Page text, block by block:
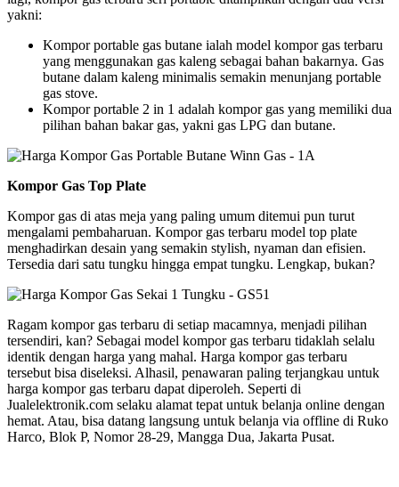
yakni:
Kompor portable gas butane ialah model kompor gas terbaru
yang menggunakan gas kaleng sebagai bahan bakarnya. Gas
butane dalam kaleng minimalis semakin menunjang portable
gas stove.
Kompor portable 2 in 1 adalah kompor gas yang memiliki dua
pilihan bahan bakar gas, yakni gas LPG dan butane.
Kompor Gas Top Plate
Kompor gas di atas meja yang paling umum ditemui pun turut
mengalami pembaharuan. Kompor gas terbaru model top plate
menghadirkan desain yang semakin stylish, nyaman dan efisien.
Tersedia dari satu tungku hingga empat tungku. Lengkap, bukan?
Ragam kompor gas terbaru di setiap macamnya, menjadi pilihan
tersendiri, kan? Sebagai model kompor gas terbaru tidaklah selalu
identik dengan harga yang mahal. Harga kompor gas terbaru
tersebut bisa diseleksi. Alhasil, penawaran paling terjangkau untuk
harga kompor gas terbaru dapat diperoleh. Seperti di
Jualelektronik.com selaku alamat tepat untuk belanja online dengan
hemat. Atau, bisa datang langsung untuk belanja via offline di Ruko
Harco, Blok P, Nomor 28-29, Mangga Dua, Jakarta Pusat.